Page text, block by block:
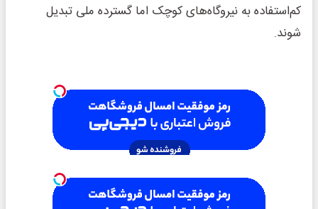
کم‌استفاده به نیروگاه‌های کوچک اما گسترده ملی تبدیل
شوند.